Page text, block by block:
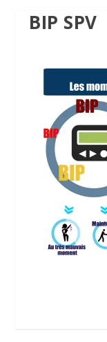
BIP SPV